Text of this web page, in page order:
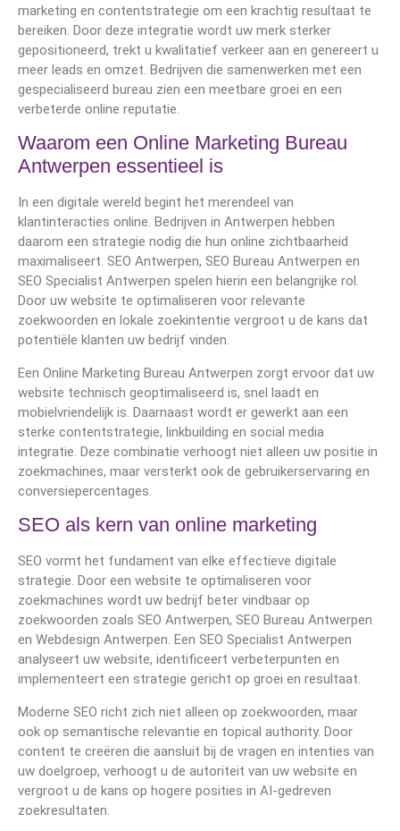
marketing en contentstrategie om een krachtig resultaat te
bereiken. Door deze integratie wordt uw merk sterker
gepositioneerd, trekt u kwalitatief verkeer aan en genereert u
meer leads en omzet. Bedrijven die samenwerken met een
gespecialiseerd bureau zien een meetbare groei en een
verbeterde online reputatie.
Waarom een Online Marketing Bureau
Antwerpen essentieel is
In een digitale wereld begint het merendeel van
klantinteracties online. Bedrijven in Antwerpen hebben
daarom een strategie nodig die hun online zichtbaarheid
maximaliseert. SEO Antwerpen, SEO Bureau Antwerpen en
SEO Specialist Antwerpen spelen hierin een belangrijke rol.
Door uw website te optimaliseren voor relevante
zoekwoorden en lokale zoekintentie vergroot u de kans dat
potentiële klanten uw bedrijf vinden.
Een Online Marketing Bureau Antwerpen zorgt ervoor dat uw
website technisch geoptimaliseerd is, snel laadt en
mobielvriendelijk is. Daarnaast wordt er gewerkt aan een
sterke contentstrategie, linkbuilding en social media
integratie. Deze combinatie verhoogt niet alleen uw positie in
zoekmachines, maar versterkt ook de gebruikerservaring en
conversiepercentages.
SEO als kern van online marketing
SEO vormt het fundament van elke effectieve digitale
strategie. Door een website te optimaliseren voor
zoekmachines wordt uw bedrijf beter vindbaar op
zoekwoorden zoals SEO Antwerpen, SEO Bureau Antwerpen
en Webdesign Antwerpen. Een SEO Specialist Antwerpen
analyseert uw website, identificeert verbeterpunten en
implementeert een strategie gericht op groei en resultaat.
Moderne SEO richt zich niet alleen op zoekwoorden, maar
ook op semantische relevantie en topical authority. Door
content te creëren die aansluit bij de vragen en intenties van
uw doelgroep, verhoogt u de autoriteit van uw website en
vergroot u de kans op hogere posities in AI-gedreven
zoekresultaten.